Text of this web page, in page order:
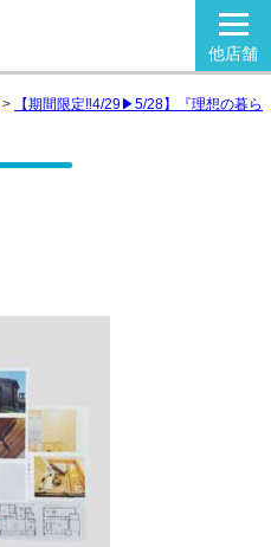
他店舗
>
【期間限定‼4/29▶5/28】『理想の暮ら